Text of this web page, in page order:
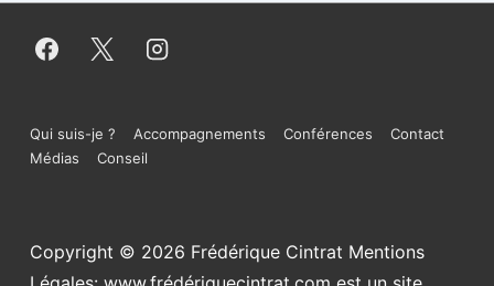
Menu
de
Qui suis-je ? Accompagnements Conférences
Contact
Médias
Conseil
Copyright © 2026 Frédérique Cintrat Mentions